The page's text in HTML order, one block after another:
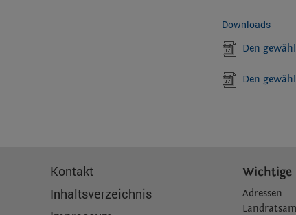
Downloads
Den
Den
Kontakt
Inhaltsverzeichnis
Wichtige
Adressen
L